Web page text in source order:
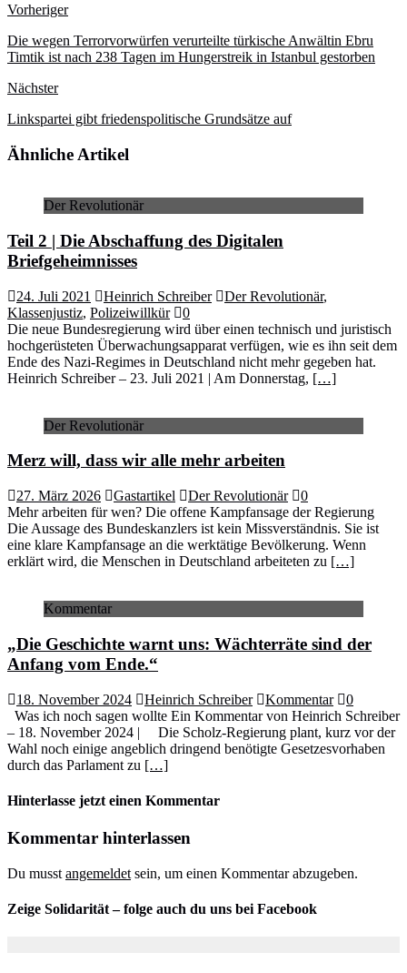
Vorheriger
Die wegen Terrorvorwürfen verurteilte türkische Anwältin Ebru
Timtik ist nach 238 Tagen im Hungerstreik in Istanbul gestorben
Nächster
Linkspartei gibt friedenspolitische Grundsätze auf
Ähnliche Artikel
Der Revolutionär
Teil 2 | Die Abschaffung des Digitalen
Briefgeheimnisses
24. Juli 2021 Heinrich Schreiber Der Revolutionär,
Klassenjustiz, Polizeiwillkür
0
Die neue Bundesregierung wird über einen technisch und juristisch
hochgerüsteten Überwachungsapparat verfügen, wie es ihn seit dem
Ende des Nazi-Regimes in Deutschland nicht mehr gegeben hat.
Heinrich Schreiber – 23. Juli 2021 | Am Donnerstag, […]
Der Revolutionär
Merz will, dass wir alle mehr arbeiten
27. März 2026 Gastartikel Der Revolutionär
0
Mehr arbeiten für wen? Die offene Kampfansage der Regierung
Die Aussage des Bundeskanzlers ist kein Missverständnis. Sie ist
eine klare Kampfansage an die werktätige Bevölkerung. Wenn
erklärt wird, die Menschen in Deutschland arbeiteten zu […]
Kommentar
„Die Geschichte warnt uns: Wächterräte sind der
Anfang vom Ende.“
18. November 2024 Heinrich Schreiber Kommentar
0
Was ich noch sagen wollte Ein Kommentar von Heinrich Schreiber
– 18. November 2024 | Die Scholz-Regierung plant, kurz vor der
Wahl noch einige angeblich dringend benötigte Gesetzesvorhaben
durch das Parlament zu […]
Hinterlasse jetzt einen Kommentar
Kommentar hinterlassen
Du musst angemeldet sein, um einen Kommentar abzugeben.
Zeige Solidarität – folge auch du uns bei Facebook